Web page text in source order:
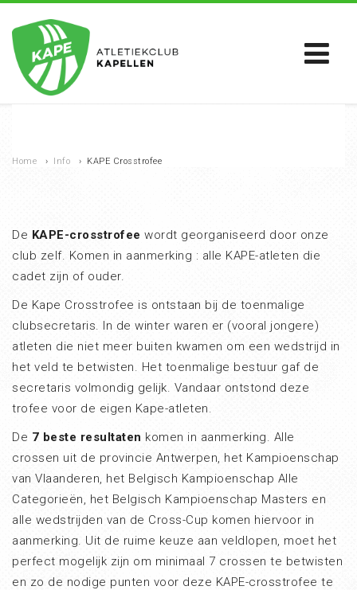
Home › Info › KAPE Crosstrofee
De KAPE-crosstrofee wordt georganiseerd door onze
club zelf. Komen in aanmerking : alle KAPE-atleten die
cadet zijn of ouder.
De Kape Crosstrofee is ontstaan bij de toenmalige
clubsecretaris. In de winter waren er (vooral jongere)
atleten die niet meer buiten kwamen om een wedstrijd in
het veld te betwisten. Het toenmalige bestuur gaf de
secretaris volmondig gelijk. Vandaar ontstond deze
trofee voor de eigen Kape-atleten.
De 7 beste resultaten komen in aanmerking. Alle
crossen uit de provincie Antwerpen, het Kampioenschap
van Vlaanderen, het Belgisch Kampioenschap Alle
Categorieën, het Belgisch Kampioenschap Masters en
alle wedstrijden van de Cross-Cup komen hiervoor in
aanmerking. Uit de ruime keuze aan veldlopen, moet het
perfect mogelijk zijn om minimaal 7 crossen te betwisten
en zo de nodige punten voor deze KAPE-crosstrofee te